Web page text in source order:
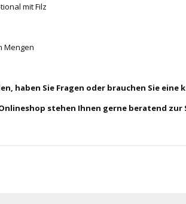
mit Filz
Mengen
haben Sie Fragen oder brauchen Sie eine
stehen Ihnen gerne beratend zur